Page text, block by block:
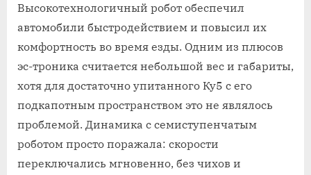
Высокотехнологичный робот обеспечил
автомобили быстродействием и повысил их
комфортность во время езды. Одним из плюсов
эс-троника считается небольшой вес и габариты,
хотя для достаточно упитанного Ку5 с его
подкапотным пространством это не являлось
проблемой. Динамика с семиступенчатым
роботом просто поражала: скорости
переключались мгновенно, без чихов и